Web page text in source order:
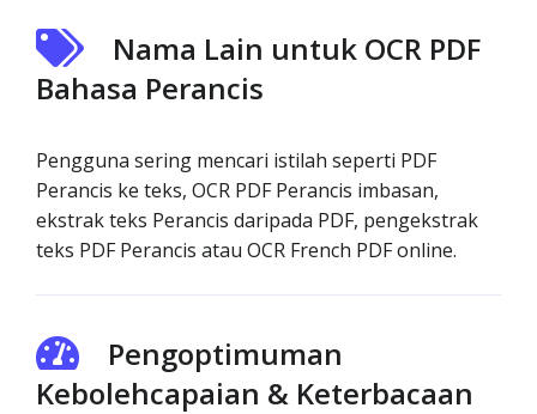
Nama Lain untuk OCR PDF
Bahasa Perancis
Pengguna sering mencari istilah seperti PDF
Perancis ke teks, OCR PDF Perancis imbasan,
ekstrak teks Perancis daripada PDF, pengekstrak
teks PDF Perancis atau OCR French PDF online.
Pengoptimuman
Kebolehcapaian & Keterbacaan